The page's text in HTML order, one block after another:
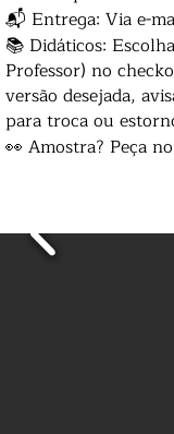
📬 Entrega: Via e-
📚 Didáticos:
Professor) no
versão desejada,
para troca ou
👀 Amostra? Peça